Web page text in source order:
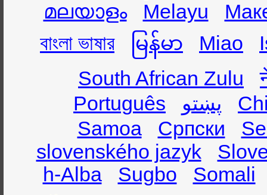
മലയാളം
Melayu
বাংলা ভাষার
မြန်မာ Miao
South African Zulu
Português
پښتو
Samoa
Српски
slovenského jazyk
h-Alba
Sugbo
Somali